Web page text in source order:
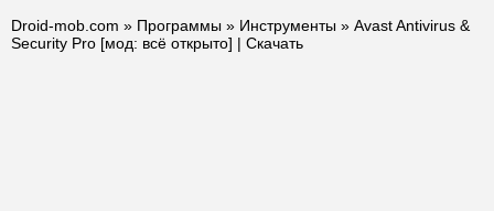
Droid-mob.com » Программы » Инструменты » Avast Antivirus &
Security Pro [мод: всё открыто] | Скачать